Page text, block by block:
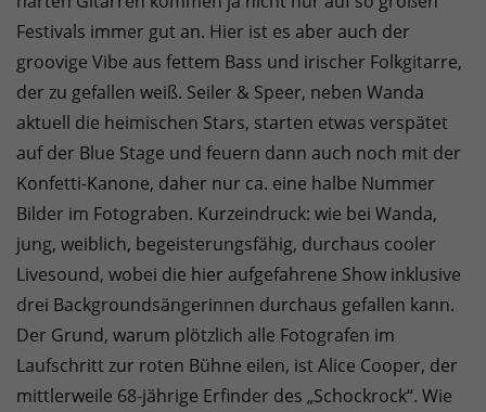
Festivals immer gut an. Hier ist es aber auch der
groovige Vibe aus fettem Bass und irischer Folkgitarre,
der zu gefallen weiß. Seiler & Speer, neben Wanda
aktuell die heimischen Stars, starten etwas verspätet
auf der Blue Stage und feuern dann auch noch mit der
Konfetti-Kanone, daher nur ca. eine halbe Nummer
Bilder im Fotograben. Kurzeindruck: wie bei Wanda,
jung, weiblich, begeisterungsfähig, durchaus cooler
Livesound, wobei die hier aufgefahrene Show inklusive
drei Backgroundsängerinnen durchaus gefallen kann.
Der Grund, warum plötzlich alle Fotografen im
Laufschritt zur roten Bühne eilen, ist Alice Cooper, der
mittlerweile 68-jährige Erfinder des „Schockrock“. Wie